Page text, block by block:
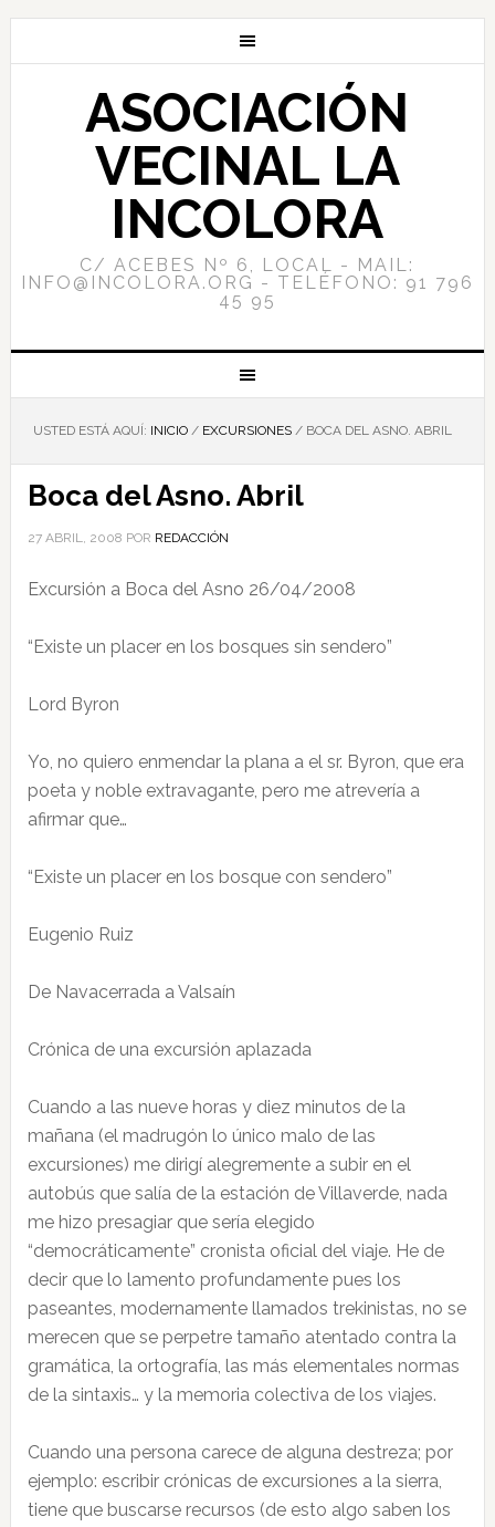
ASOCIACIÓN
VECINAL LA
INCOLORA
C/ ACEBES Nº 6, LOCAL - MAIL:
INFO@INCOLORA.ORG - TELÉFONO: 91 796
45 95
USTED ESTÁ AQUÍ: INICIO / EXCURSIONES /BOCA DEL ASNO. ABRIL
Boca del Asno. Abril
27 ABRIL, 2008 POR REDACCIÓN
Excursión a Boca del Asno 26/04/2008
“Existe un placer en los bosques sin sendero”
Lord Byron
Yo, no quiero enmendar la plana a el sr. Byron, que era
poeta y noble extravagante, pero me atrevería a
afirmar que…
“Existe un placer en los bosque con sendero”
Eugenio Ruiz
De Navacerrada a Valsaín
Crónica de una excursión aplazada
Cuando a las nueve horas y diez minutos de la
mañana (el madrugón lo único malo de las
excursiones) me dirigí alegremente a subir en el
autobús que salía de la estación de Villaverde, nada
me hizo presagiar que sería elegido
“democráticamente” cronista oficial del viaje. He de
decir que lo lamento profundamente pues los
paseantes, modernamente llamados trekinistas, no se
merecen que se perpetre tamaño atentado contra la
gramática, la ortografía, las más elementales normas
de la sintaxis… y la memoria colectiva de los viajes.
Cuando una persona carece de alguna destreza; por
ejemplo: escribir crónicas de excursiones a la sierra,
tiene que buscarse recursos (de esto algo saben los